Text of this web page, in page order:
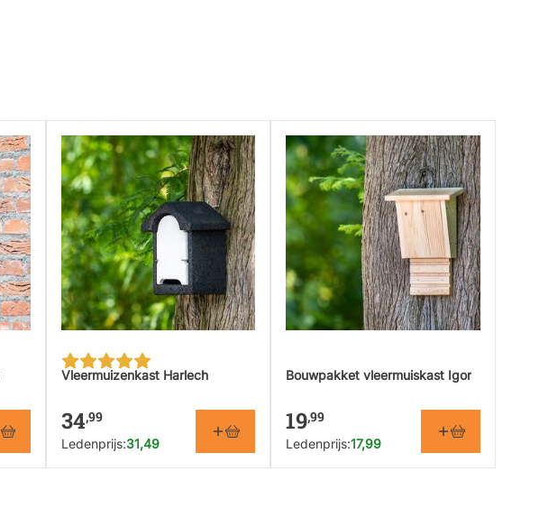
Vleermuizenkast Harlech
34,99
Ledenprijs:31,49
Bouwpakket vleermuiskast Igor
19,99
Ledenprijs:17,99